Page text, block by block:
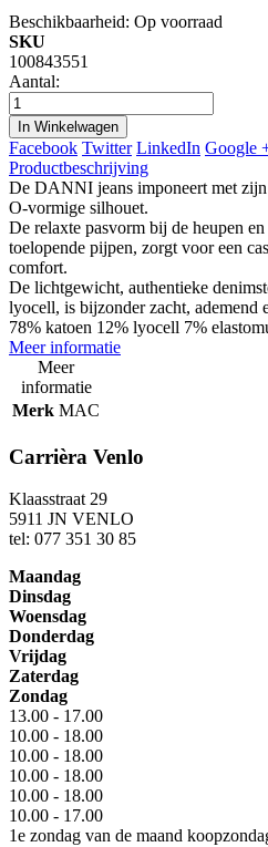
Beschikbaarheid: Op voorraad
SKU
100843551
Aantal:
In Winkelwagen
Facebook Twitter LinkedIn Google
Productbeschrijving
De DANNI jeans imponeert met
O-vormige silhouet.
De relaxte pasvorm bij de heupen
toelopende pijpen, zorgt voor een
comfort.
De lichtgewicht, authentieke
lyocell, is bijzonder zacht, ademend
78% katoen 12% lyocell 7%
Meer informatie
Meer
informatie
Merk MAC
Carrièra Venlo
Klaasstraat 29
5911 JN VENLO
tel: 077 351 30 85
Maandag
Dinsdag
Woensdag
Donderdag
Vrijdag
Zaterdag
Zondag
13.00 - 17.00
10.00 - 18.00
10.00 - 18.00
10.00 - 18.00
10.00 - 18.00
10.00 - 17.00
1e zondag van de maand